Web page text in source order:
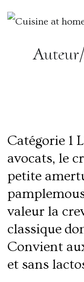
Catégorie 1
avocats, le
petite
valeur la
classique
Convient
et sans